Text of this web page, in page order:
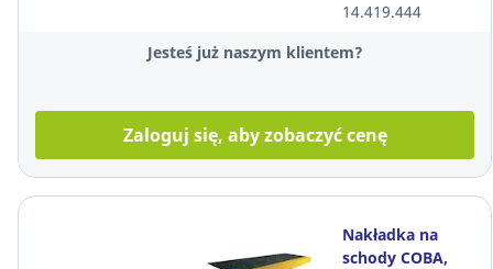
14.419.444
Jesteś już naszym klientem?
Zaloguj się, aby zobaczyć cenę
Nakładka na
schody COBA,